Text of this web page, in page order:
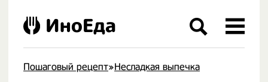
Пошаговый рецепт»Несладкая выпечка
ИноЕда